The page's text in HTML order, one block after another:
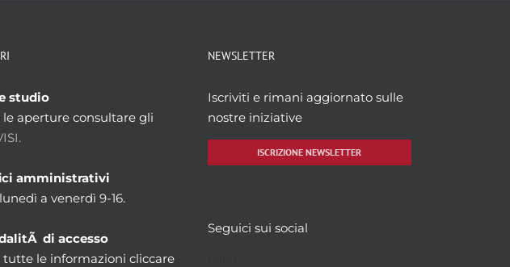
studio
le aperture consultare gli
amministrativi
a venerdì 9-16.
di accesso
tutte le informazioni cliccare
NEWSLETTER
Iscriviti e rimani aggiornato sulle
nostre iniziative
ISCRIZIONE NEWSLETTER
Seguici sui social